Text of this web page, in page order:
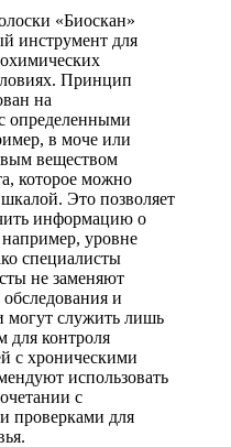
«Биоскан»
инструмент для
Принцип
на
определенными
в моче или
веществом
которое можно
Это позволяет
информацию о
например, уровне
специалисты
не заменяют
и
могут служить лишь
для контроля
с хроническими
использовать
с
проверками для